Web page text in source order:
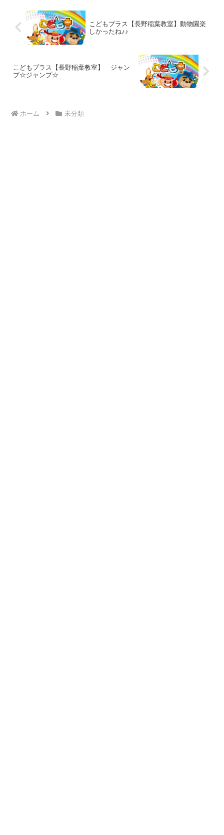
こどもプラス【長野稲葉教室】動物園楽
しかったね♪♪
こどもプラス【長野稲葉教室】 ジャン
プ☆ジャンプ☆
ホーム 未分類